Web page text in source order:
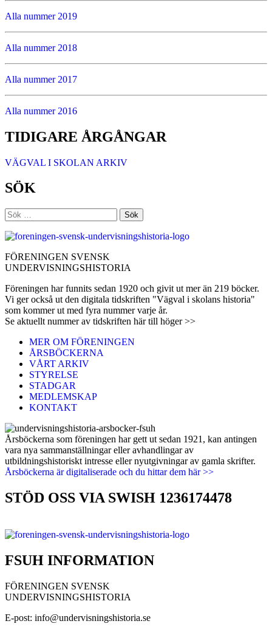
Alla nummer 2019
Alla nummer 2018
Alla nummer 2017
Alla nummer 2016
TIDIGARE ÅRGÅNGAR
VÄGVAL I SKOLAN ARKIV
SÖK
Sök
efter:
FÖRENINGEN SVENSK
UNDERVISNINGSHISTORIA
Föreningen har funnits sedan 1920 och givit ut mer än 219 böcker.
Vi ger också ut den digitala tidskriften "Vägval i skolans historia"
som kommer ut med fyra nummer varje år.
Se aktuellt nummer av tidskriften här till höger >>
MER OM FÖRENINGEN
ÅRSBÖCKERNA
VÅRT ARKIV
STYRELSE
STADGAR
MEDLEMSKAP
KONTAKT
Årsböckerna som föreningen har gett ut sedan 1921, kan antingen
vara nya sammanställningar eller avhandlingar av
utbildningshistoriskt intresse eller nyutgivningar av gamla skrifter.
Årsböckerna är digitaliserade och du hittar dem här >>
STÖD OSS VIA SWISH 1236174478
FSUH INFORMATION
FÖRENINGEN SVENSK
UNDERVISNINGSHISTORIA
E-post: info@undervisningshistoria.se